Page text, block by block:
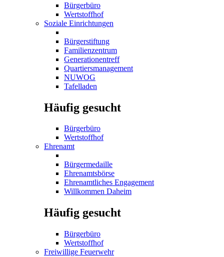
Bürgerbüro
Wertstoffhof
Soziale Einrichtungen
Bürgerstiftung
Familienzentrum
Generationentreff
Quartiersmanagement
NUWOG
Tafelladen
Häufig gesucht
Bürgerbüro
Wertstoffhof
Ehrenamt
Bürgermedaille
Ehrenamtsbörse
Ehrenamtliches Engagement
Willkommen Daheim
Häufig gesucht
Bürgerbüro
Wertstoffhof
Freiwillige Feuerwehr